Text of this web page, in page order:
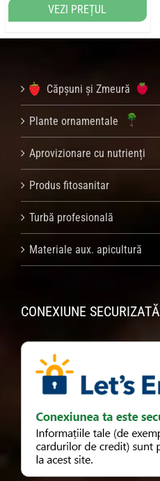
VEZI PREȚUL
Căpșuni și Zmeură
Plante ornamentale
Aprovizionare cu nutrienți
Produs fitosanitar
Turbă profesională
Materiale aux. apicultură
CONEXIUNE SECURIZATĂ